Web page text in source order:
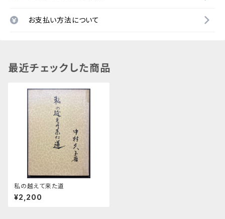
お支払い方法について
最近チェックした商品
私の越えて来た道
¥2,200